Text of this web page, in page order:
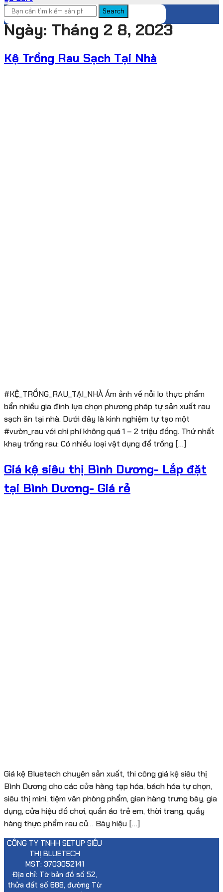
Search
Ngày: Tháng 2 8, 2023
Kệ Trồng Rau Sạch Tại Nhà
#KỆ_TRỒNG_RAU_TẠI_NHÀ Ám ảnh về nỗi lo thực phẩm
bẩn nhiều gia đình lựa chọn phương pháp tự sản xuất rau
sạch ăn tại nhà. Dưới đây là kinh nghiệm tự tạo một
#vườn_rau với chi phí không quá 1 – 2 triệu đồng. Thứ nhất
khay trồng rau: Có nhiều loại vật dụng để trồng […]
Giá kệ siêu thị Bình Dương- Lắp đặt
tại Bình Dương- Giá rẻ
Giá kệ Bluetech chuyên sản xuất, thi công giá kệ siêu thị
Bình Dương cho các cửa hàng tạp hóa, bách hóa tự chọn,
siêu thị mini, tiệm văn phòng phẩm, gian hàng trưng bày, gia
dụng, cửa hiệu đồ chơi, quần áo trẻ em, thời trang, quầy
hàng thực phẩm rau củ… Bày hiệu […]
CÔNG TY TNHH SETUP SIÊU
THỊ BLUETECH
MST: 3703052141
Địa chỉ: Tờ bản đồ số 52,
thửa đất số 688, đường Từ